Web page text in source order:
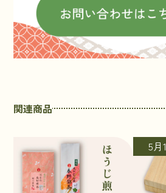
関連商品
5月